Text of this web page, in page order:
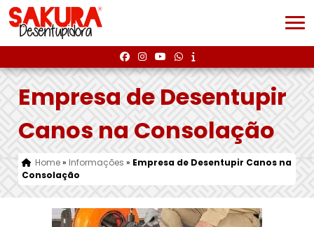
Empresa de Desentupir
Canos na Consolação
Home» Informações » Empresa de Desentupir Canos na
Consolação